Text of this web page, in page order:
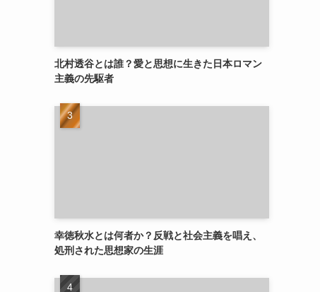
北村透谷とは誰？愛と思想に生きた日本ロマン
主義の先駆者
幸徳秋水とは何者か？反戦と社会主義を唱え、
処刑された思想家の生涯